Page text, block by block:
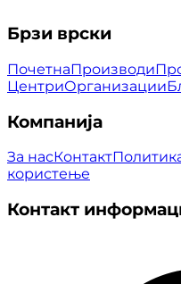
Брзи врски
ПочетнаПроизводи
ЦентриОрганизации
Компанија
За насКонтакт
користење
Контакт